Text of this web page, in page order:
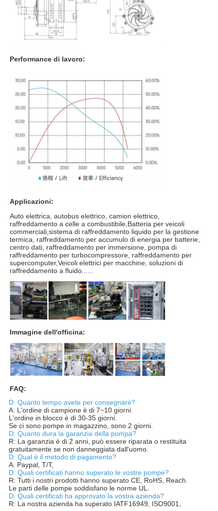
Performance di lavoro:
Applicazioni:
Auto elettrica, autobus elettrico, camion elettrico,
raffreddamento a celle a combustibile, Batteria per veicoli
commerciali,sistema di raffreddamento liquido per la gestione
termica, raffreddamento per accumulo di energia per batterie,
centro dati, raffreddamento per immersione, pompa di
raffreddamento per turbocompressore, raffreddamento per
supercomputer,Veicoli elettrici per macchine, soluzioni di
raffreddamento a fluido......
Immagine dell'officina:
FAQ:
D: Quanto tempo avete per consegnare?
A: L'ordine di campione è di 7~10 giorni.
L'ordine in blocco è di 30-35 giorni.
Se ci sono pompe in magazzino, sono 2 giorni.
D: Quanto dura la garanzia della pompa?
R: La garanzia è di 2 anni, può essere riparata o restituita
gratuitamente se non danneggiata dall'uomo.
D: Qual è il metodo di pagamento?
A: Paypal, T/T,
D: Quali certificati hanno superato le vostre pompe?
R: Tutti i nostri prodotti hanno superato CE, RoHS, Reach.
Le parti delle pompe soddisfano le norme UL.
D: Quali certificati ha approvato la vostra azienda?
R: La nostra azienda ha superato IATF16949, ISO9001,